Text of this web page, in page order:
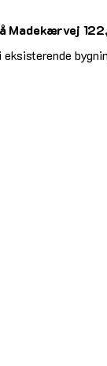
Madekærvej